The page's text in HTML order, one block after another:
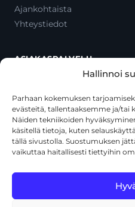
Hallinnoi
Parhaan kokemuksen
evästeitä, tallentaaksemme ja/tai
Näiden tekniikoiden
käsitellä tietoja, kuten
tällä sivustolla. Suostumuksen
vaikuttaa haitallisesti tiettyihin
Ajankohtaista
Yhteystiedot
ASIAKASPALVELU
Oma tili
Maksutavat
Toimitustavat
Usein kysytyt kysymykset
+358 44 270 3795
asiakaspalvelu@toolcat.fi